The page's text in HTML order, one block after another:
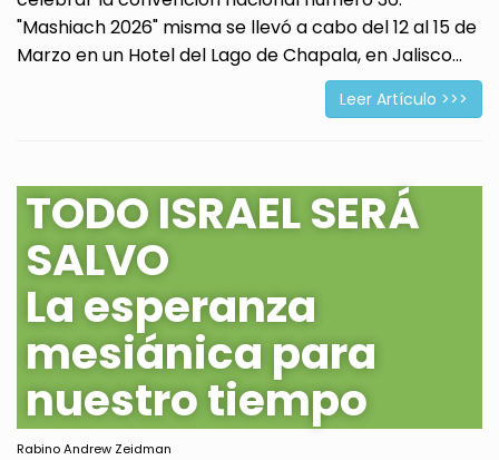
"Mashiach 2026" misma se llevó a cabo del 12 al 15 de
Marzo en un Hotel del Lago de Chapala, en Jalisco...
Leer Artículo >>>
TODO ISRAEL SERÁ
SALVO
La esperanza
mesiánica para
nuestro tiempo
Rabino Andrew Zeidman